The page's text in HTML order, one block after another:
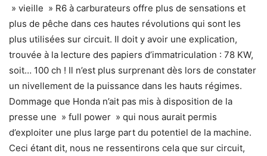
» vieille » R6 à carburateurs offre plus de sensations et
plus de pêche dans ces hautes révolutions qui sont les
plus utilisées sur circuit. Il doit y avoir une explication,
trouvée à la lecture des papiers d’immatriculation : 78 KW,
soit… 100 ch ! Il n’est plus surprenant dès lors de constater
un nivellement de la puissance dans les hauts régimes.
Dommage que Honda n’ait pas mis à disposition de la
presse une » full power » qui nous aurait permis
d’exploiter une plus large part du potentiel de la machine.
Ceci étant dit, nous ne ressentirons cela que sur circuit,